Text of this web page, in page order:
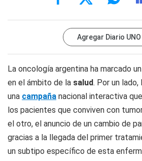
Agregar Diario UNO
La oncología argentina ha marcado
en el ámbito de la salud. Por un
una campaña nacional interactiva
los pacientes que conviven con
el otro, el anuncio de un cambio de
gracias a la llegada del primer
un subtipo específico de esta